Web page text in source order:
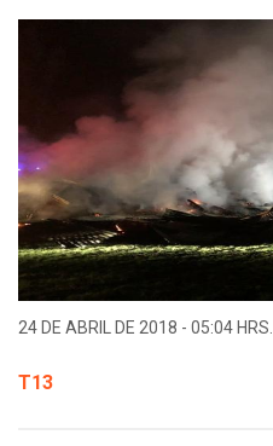
24 DE ABRIL DE 2018 - 05:04 HRS.
T13